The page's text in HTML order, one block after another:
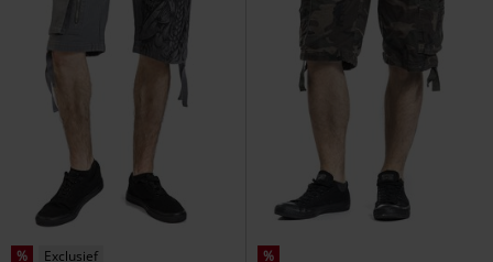
% Exclusief %